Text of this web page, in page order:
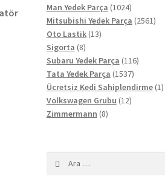
ürün
Man Yedek Parça 10241024
ürün
Mitsubishi Yedek Parça 25612561
Oto Lastik 1313
Sigorta 88
ürün
Subaru Yedek Parça 116116
Tata Yedek Parça 15371537
ürün
Ücretsiz Kedi Sahiplendirme 11
Volkswagen Grubu 1212
Zimmermann 88